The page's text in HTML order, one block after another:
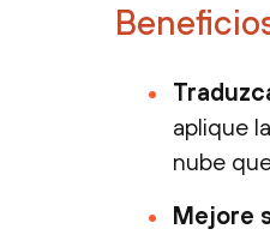
aplique
nube
Mejore